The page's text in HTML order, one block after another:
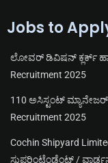
Jobs to
ಲೋವರ್ ಡಿವಿಷನ್ ಕ್ಲರ್ಕ್
Recruitment 2025
110 ಅಸಿಸ್ಟಂಟ್
Recruitment 2025
Cochin Shipyard
ಸುಪರಿಂಟೆಂಡೆಂಟ್ /